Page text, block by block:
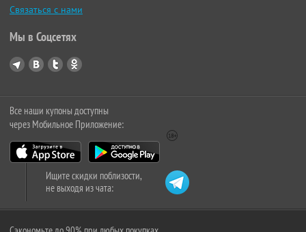
Связаться с нами
Мы в Соцсетях
Все наши купоны доступны
через Мобильное Приложение:
Ищите скидки поблизости,
не выходя из чата: